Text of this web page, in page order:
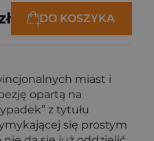
DO KOSZYKA
miast i
opartą na
z tytułu
się prostym